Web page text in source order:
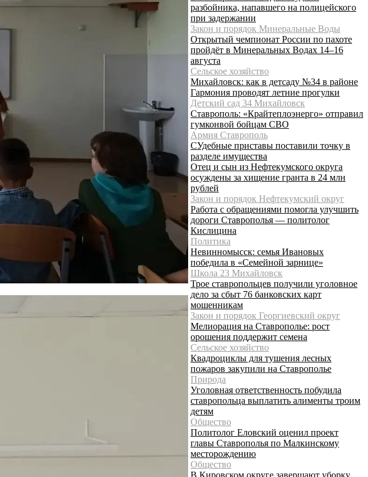
разбойника, напавшего на полицейского
при задержании
Закон и порядок Минеральные Воды
Открытый чемпионат России по пахоте
пройдёт в Минеральных Водах 14–16
августа
Сельское хозяйство
Михайловск: как в детсаду №34 в районе
Гармония проводят летние прогулки
Детский сад 34 Михайловск
Ставрополь: «Крайтеплоэнерго» отправил
гумконвой бойцам СВО
Армия Ставрополь
СУдебные приставы поставили точку в
разделе имущества
Отец и сын из Нефтекумского округа
осуждены за хищение гранта в 24 млн
рублей
Закон и порядок Нефтекумский округ
Работа с обращениями помогла улучшить
дороги Ставрополья — политолог
Кислицина
Политика
Невинномысск: семья Ивановых
победила в «Семейной зарнице»
Школа 23 Михайловск
Трое ставропольцев получили уголовное
дело за сбыт 76 банковских карт
мошенникам
Закон и порядок Георгиевский округ
Мелиорация на Ставрополье: рост
орошения поддержит семена
Сельское хозяйство
Квадроциклы для тушения лесных
пожаров закупили на Ставрополье
Природа
Уголовная ответственность побудила
ставропольца выплатить алименты троим
детям
Общество
Политолог Еловский оценил проект
главы Ставрополья по Малкинскому
месторождению
Общество
В Кировском округе завершают уборку